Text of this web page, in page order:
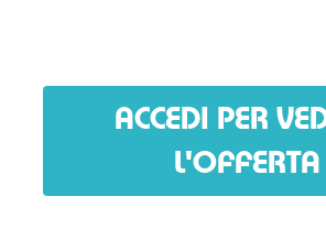
ACCEDI PER
L'OFFERTA